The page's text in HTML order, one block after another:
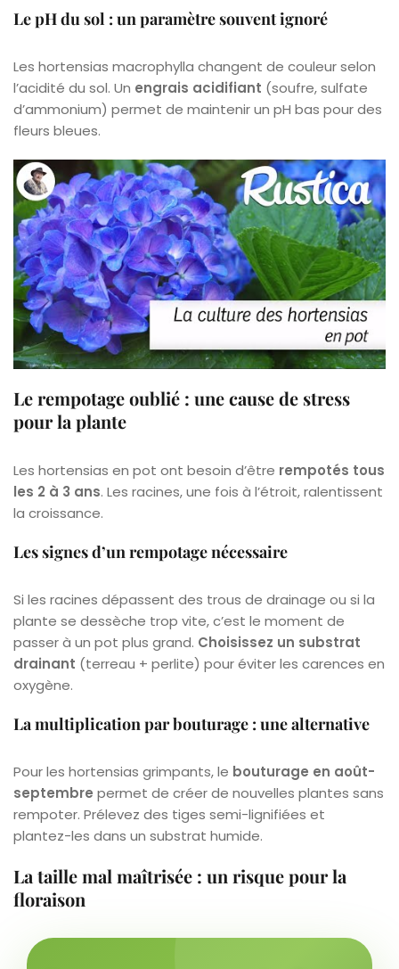
Le pH du sol : un paramètre souvent ignoré
Les hortensias macrophylla changent de couleur selon
l’acidité du sol. Un engrais acidifiant (soufre, sulfate
d’ammonium) permet de maintenir un pH bas pour des
fleurs bleues.
Le rempotage oublié : une cause de stress
pour la plante
Les hortensias en pot ont besoin d’être rempotés tous
les 2 à 3 ans. Les racines, une fois à l’étroit, ralentissent
la croissance.
Les signes d’un rempotage nécessaire
Si les racines dépassent des trous de drainage ou si la
plante se dessèche trop vite, c’est le moment de
passer à un pot plus grand. Choisissez un substrat
drainant (terreau + perlite) pour éviter les carences en
oxygène.
La multiplication par bouturage : une alternative
Pour les hortensias grimpants, le bouturage en août-
septembre permet de créer de nouvelles plantes sans
rempoter. Prélevez des tiges semi-lignifiées et
plantez-les dans un substrat humide.
La taille mal maîtrisée : un risque pour la
floraison